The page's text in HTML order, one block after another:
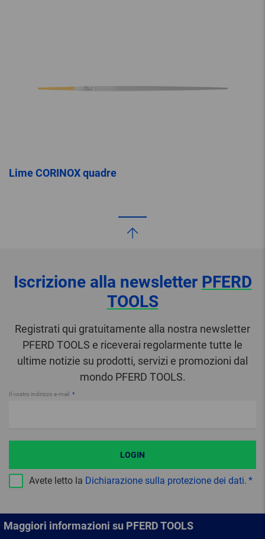
Lime CORINOX quadre
Iscrizione alla newsletter PFERD
TOOLS
Registrati qui gratuitamente alla nostra newsletter
PFERD TOOLS e riceverai regolarmente tutte le
ultime notizie su prodotti, servizi e promozioni dal
mondo PFERD TOOLS.
Il vostro indirizzo e-mail
Avete letto la Dichiarazione sulla protezione dei dati.
LOGIN
Maggiori informazioni su PFERD TOOLS